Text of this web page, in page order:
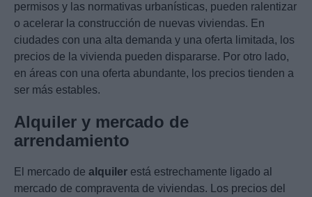
permisos y las normativas urbanísticas, pueden ralentizar
o acelerar la construcción de nuevas viviendas. En
ciudades con una alta demanda y una oferta limitada, los
precios de la vivienda pueden dispararse. Por otro lado,
en áreas con una oferta abundante, los precios tienden a
ser más estables.
Alquiler y mercado de
arrendamiento
El mercado de alquiler está estrechamente ligado al
mercado de compraventa de viviendas. Los precios del